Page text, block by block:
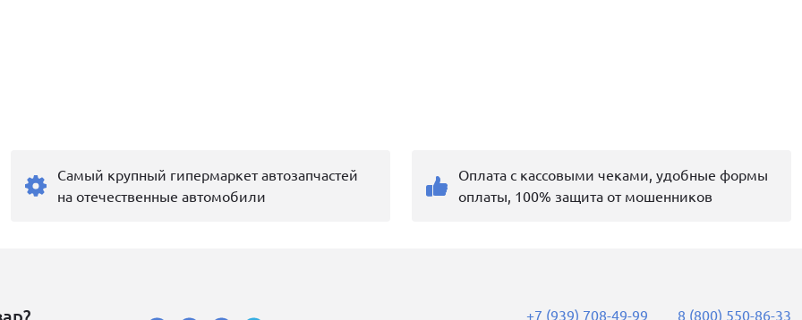
Самый крупный гипермаркет автозапчастей
на отечественные автомобили
Оплата с кассовыми чеками, удобные формы
оплаты, 100% защита от мошенников
+7 (939) 708-49-99 8 (800) 550-86-33